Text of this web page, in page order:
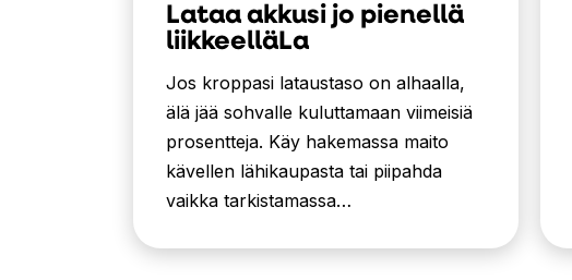
Lataa akkusi jo pienellä
liikkeelläLa
Jos kroppasi lataustaso on alhaalla,
älä jää sohvalle kuluttamaan viimeisiä
prosentteja. Käy hakemassa maito
kävellen lähikaupasta tai piipahda
vaikka tarkistamassa…